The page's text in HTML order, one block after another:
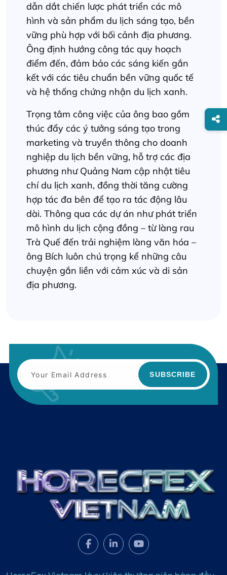
dẫn dắt chiến lược phát triển các mô
hình và sản phẩm du lịch sáng tạo, bền
vững phù hợp với bối cảnh địa phương.
Ông định hướng công tác quy hoạch
điểm đến, đảm bảo các sáng kiến gắn
kết với các tiêu chuẩn bền vững quốc tế
và hệ thống chứng nhận du lịch xanh.
Trọng tâm công việc của ông bao gồm
thúc đẩy các ý tưởng sáng tạo trong
marketing và truyền thông cho doanh
nghiệp du lịch bền vững, hỗ trợ các địa
phương như Quảng Nam cập nhật tiêu
chí du lịch xanh, đồng thời tăng cường
hợp tác đa bên để tạo ra tác động lâu
dài. Thông qua các dự án như phát triển
mô hình du lịch cộng đồng – từ làng rau
Trà Quế đến trải nghiệm làng văn hóa –
ông Bích luôn chú trọng kể những câu
chuyện gắn liền với cảm xúc và di sản
địa phương.
SUBSCRIBE